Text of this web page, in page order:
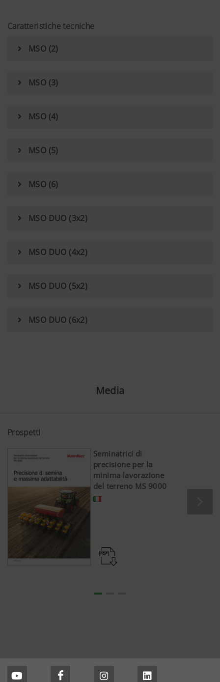
Caratteristiche tecniche
MSO (2)
MSO (3)
MSO (4)
MSO (5)
MSO (6)
MSO DUO (3x2)
MSO DUO (4x2)
MSO DUO (5x2)
MSO DUO (6x2)
Media
Prospetti
Seminatrici di
precisione per la
minima lavorazione
del terreno MS 9000